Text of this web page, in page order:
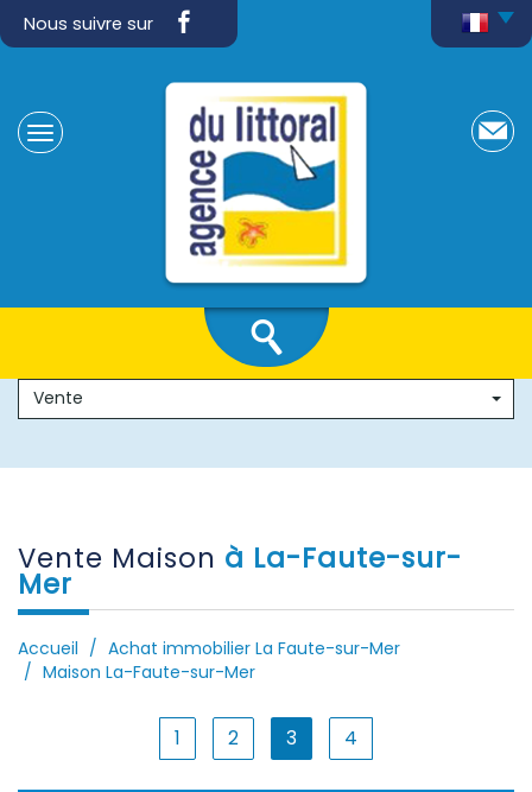
Nous suivre sur
Vente
Vente Maison à La-Faute-sur-
Mer
Accueil
Achat immobilier La Faute-sur-Mer
Maison La-Faute-sur-Mer
1 2 3 4